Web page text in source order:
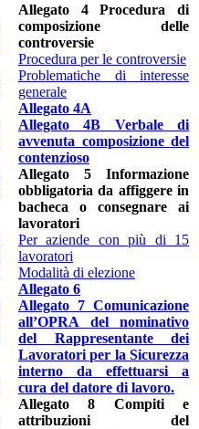
Allegato 4 Procedura di
composizione delle
controversie
Procedura per le controversie
Problematiche di interesse
generale
Allegato 4A
Allegato 4B Verbale di
avvenuta composizione del
contenzioso
Allegato 5 Informazione
obbligatoria da affiggere in
bacheca o consegnare ai
lavoratori
Per aziende con più di 15
lavoratori
Modalità di elezione
Allegato 6
Allegato 7 Comunicazione
all’OPRA del nominativo
del Rappresentante dei
Lavoratori per la Sicurezza
interno da effettuarsi a
cura del datore di lavoro.
Allegato 8 Compiti e
attribuzioni del